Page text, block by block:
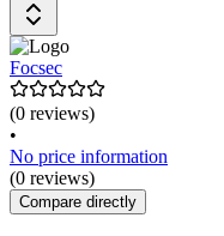
Focsec
(0 reviews)
•
No price information
(0 reviews)
Compare directly